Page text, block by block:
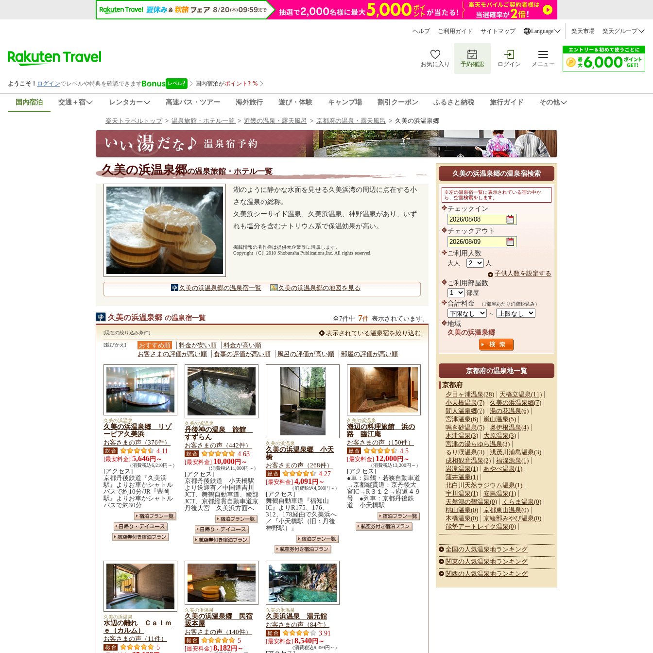
ヘルプ ご利用ガイド サイトマップ Language 楽天市場 楽天グループ
お気に入り 予約確認 ログイン メニュー
国内宿泊 交通＋宿 レンタカー 高速バス・ツアー 海外旅行 遊び・体験 キャンプ場 割引クーポン ふるさと納税 旅行ガイド その他
楽天トラベルトップ> 温泉旅館・ホテル一覧 > 近畿の温泉・露天風呂 > 京都府の温泉・露天風呂 > 久美の浜温泉郷
久美の浜温泉郷の温泉旅館・ホテル一覧
湖のように静かな水面を見せる久美浜湾の周辺に点在する小
さな温泉の総称。
久美浜シーサイド温泉、久美浜温泉、神野温泉があり、いず
れも塩分を含むナトリウム系で保温効果が高い。
掲載情報の著作権は提供元企業等に帰属します。
Copyright（C）2010 Shobunsha Publications,Inc. All rights reserved.
久美の浜温泉郷の温泉宿一覧 久美の浜温泉郷の地図を見る
久美の浜温泉郷 の温泉宿一覧 全7件中 7件 表示されています。
[現在の絞り込み条件] 表示されている温泉宿を絞り込む
[並びかえ] おすすめ順 料金が安い順
料金が高い順
お客さまの評価が高い順
食事の評価が高い順 風呂の評価が高い順 部屋の評価が高い順
久美の浜温泉
久美の浜温泉郷 リゾ
ーピア久美浜
お客さまの声（376件）
4.11
[最安料金] 5,646円～
（消費税込6,210円～）
[アクセス]
京都丹後鉄道『久美浜
駅』よりお車かシャトル
バスで約10分/JR『豊岡
駅』よりお車かシャトル
バスで約30分
久美の浜温泉
丹後神の温泉 旅館
すずらん
お客さまの声（442件）
4.63
[最安料金] 10,000円～
（消費税込11,000円～）
[アクセス]
京都丹後鉄道 小天橋駅
より送迎有／中国道吉川
JCT、舞鶴自動車道、綾部
JCT、京都縦貫自動車道京
丹後大宮 久美浜方面へ
久美の浜温泉
久美の浜温泉郷 小天
橋
お客さまの声（268件）
4.27
[最安料金] 4,091 円～
（消費税込4,500円～）
[アクセス]
舞鶴自動車道『福知山
IC』よりR175、176、
312、178経由で久美浜へ
／『小天橋駅（旧：丹後
神野駅）』
久美の浜温泉
海辺の料理旅館 浜の
路 臨江庵
お客さまの声（150件）
4.5
[最安料金] 12,000円～
（消費税込13,200円～）
[アクセス]
●車：舞鶴・若狭自動車道
→京都縦貫道：京丹後大
宮IC→R３１２→府道４９
号 ●列車：京都丹後鉄
道 小天橋駅
久美の浜温泉
水辺の離れ Ｃａｌｍ
ｅ（カルム）
お客さまの声（11件）
5
久美の浜温泉
久美の浜温泉郷 民宿
坂本屋
お客さまの声（140件）
5
[最安料金] 8,182円～
久美の浜温泉
久美浜温泉 湯元館
お客さまの声（84件）
3.91
[最安料金] 8,540円～
（消費税込9,394円～）
久美の浜温泉郷の温泉宿検索
※左の温泉宿一覧に表示されている宿の中か
ら、空室検索をします。
チェックイン
チェックアウト
ご利用人数
大人
人
子供人数を設定する
ご利用部屋数
部屋
合計料金 （1部屋あたり消費税込み）
～
地域
久美の浜温泉郷
京都府の温泉地一覧
京都府
夕日ヶ浦温泉(28)
天橋立温泉(11)
小天橋温泉(7)
久美の浜温泉郷(7)
間人温泉郷(7)
湯の花温泉(6)
宮津温泉(6)
嵐山温泉(5)
鳴き砂温泉(5)
奥伊根温泉(4)
木津温泉(3)
大原温泉(3)
宮津の湯らゆら温泉(3)
るり渓温泉(3)
浅茂川浦島温泉(3)
成相観音温泉(2)
福湶源泉(1)
岩滝温泉(1)
あやべ温泉(1)
蒲井温泉(1)
北白川天然ラジウム温泉(1)
宇川温泉(1)
安鳥温泉(1)
天然鴻の鶴温泉(0)
くらま温泉(0)
桃山温泉(0)
京都東山温泉(0)
木橋温泉(0)
京綾部みやび温泉(0)
能勢アートレイク温泉(0)
全国の人気温泉地ランキング
関東の人気温泉地ランキング
関西の人気温泉地ランキング